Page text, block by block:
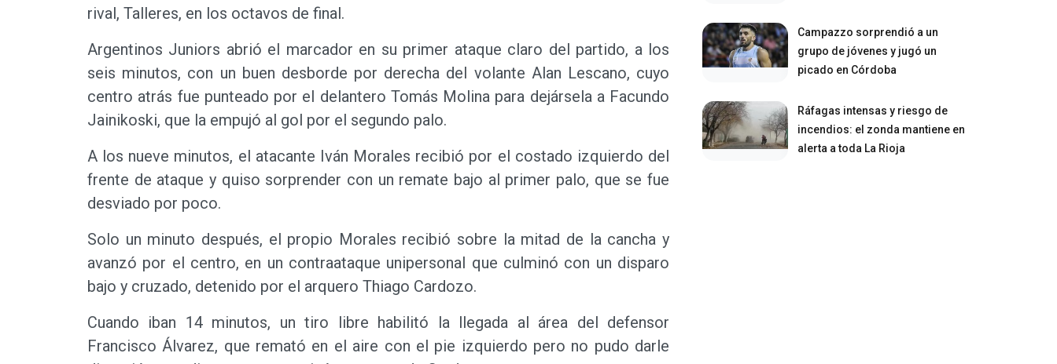
rival, Talleres, en los octavos de final.
Argentinos Juniors abrió el marcador en su primer ataque claro del partido, a los
seis minutos, con un buen desborde por derecha del volante Alan Lescano, cuyo
centro atrás fue punteado por el delantero Tomás Molina para dejársela a Facundo
Jainikoski, que la empujó al gol por el segundo palo.
A los nueve minutos, el atacante Iván Morales recibió por el costado izquierdo del
frente de ataque y quiso sorprender con un remate bajo al primer palo, que se fue
desviado por poco.
Solo un minuto después, el propio Morales recibió sobre la mitad de la cancha y
avanzó por el centro, en un contraataque unipersonal que culminó con un disparo
bajo y cruzado, detenido por el arquero Thiago Cardozo.
Cuando iban 14 minutos, un tiro libre habilitó la llegada al área del defensor
Francisco Álvarez, que remató en el aire con el pie izquierdo pero no pudo darle
Campazzo sorprendió a un
grupo de jóvenes y jugó un
picado en Córdoba
Ráfagas intensas y riesgo de
incendios: el zonda mantiene en
alerta a toda La Rioja